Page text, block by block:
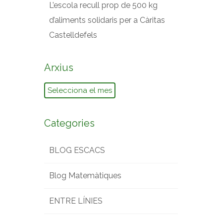
L’escola recull prop de 500 kg
d’aliments solidaris per a Càritas
Castelldefels
Arxius
Arxius
Categories
BLOG ESCACS
Blog Matemàtiques
ENTRE LÍNIES